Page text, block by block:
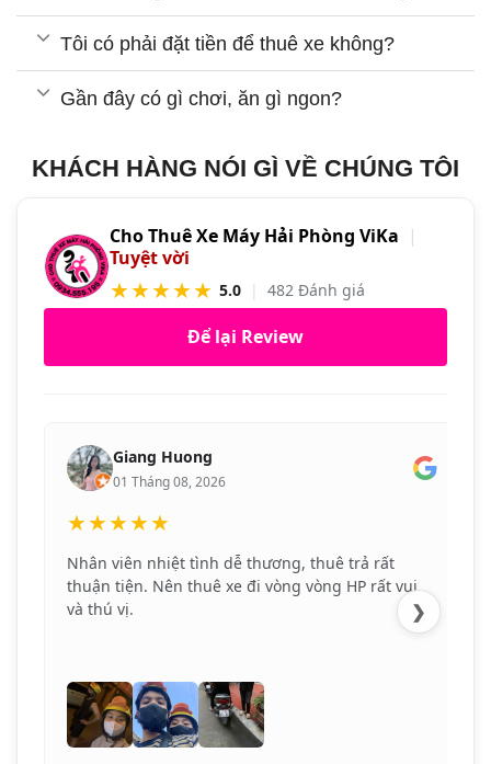
Tôi có phải đặt tiền để thuê xe không?
Gần đây có gì chơi, ăn gì ngon?
KHÁCH HÀNG NÓI GÌ VỀ CHÚNG TÔI
Cho Thuê Xe Máy Hải Phòng ViKa |
Tuyệt vời
★★★★★ 5.0 | 482 Đánh giá
Để lại Review
Giang Huong
01 Tháng 08, 2026
★★★★★
Nhân viên nhiệt tình dễ thương, thuê trả rất
thuận tiện. Nên thuê xe đi vòng vòng HP rất vui
và thú vị.
❯